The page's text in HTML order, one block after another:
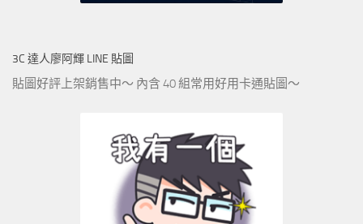
3C 達人廖阿輝 LINE 貼圖
貼圖好評上架銷售中～ 內含 40 組常用好用卡通貼圖～